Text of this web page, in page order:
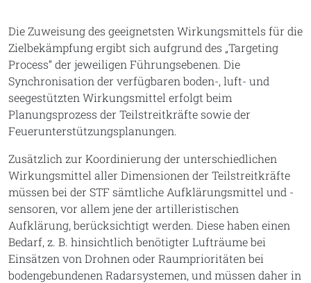
Die Zuweisung des geeignetsten Wirkungsmittels für die
Zielbekämpfung ergibt sich aufgrund des „Targeting
Process“ der jeweiligen Führungsebenen. Die
Synchronisation der verfügbaren boden-, luft- und
seegestützten Wirkungsmittel erfolgt beim
Planungsprozess der Teilstreitkräfte sowie der
Feuerunterstützungsplanungen.
Zusätzlich zur Koordinierung der unterschiedlichen
Wirkungsmittel aller Dimensionen der Teilstreitkräfte
müssen bei der STF sämtliche Aufklärungsmittel und -
sensoren, vor allem jene der artilleristischen
Aufklärung, berücksichtigt werden. Diese haben einen
Bedarf, z. B. hinsichtlich benötigter Lufträume bei
Einsätzen von Drohnen oder Raumprioritäten bei
bodengebundenen Radarsystemen, und müssen daher in